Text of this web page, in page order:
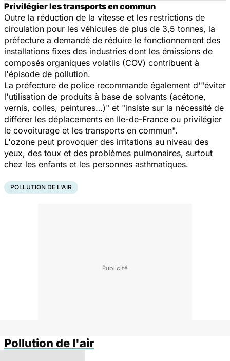
Privilégier les transports en commun
Outre la réduction de la vitesse et les restrictions de
circulation pour les véhicules de plus de 3,5 tonnes, la
préfecture a demandé de réduire le fonctionnement des
installations fixes des industries dont les émissions de
composés organiques volatils (COV) contribuent à
l'épisode de pollution.
La préfecture de police recommande également d'"éviter
l'utilisation de produits à base de solvants (acétone,
vernis, colles, peintures…)" et "insiste sur la nécessité de
différer les déplacements en Ile-de-France ou privilégier
le covoiturage et les transports en commun".
L'ozone peut provoquer des irritations au niveau des
yeux, des toux et des problèmes pulmonaires, surtout
chez les enfants et les personnes asthmatiques.
POLLUTION DE L'AIR
Pollution de l'air